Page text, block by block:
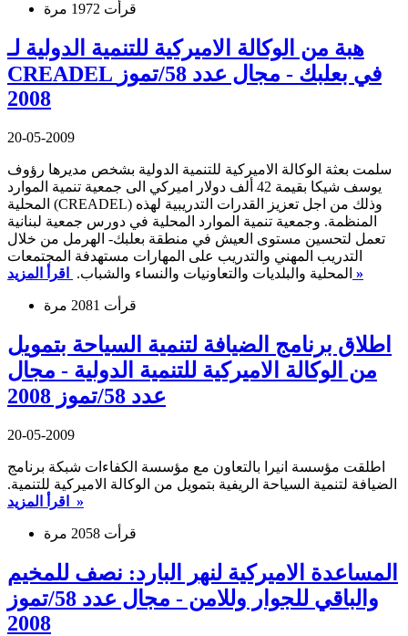
قرأت 1972 مرة
هبة من الوكالة الاميركية للتنمية الدولية لـ
CREADEL في بعلبك - مجال عدد 58/تموز
2008
20-05-2009
سلمت بعثة الوكالة الاميركية للتنمية الدولية بشخص مديرها رؤوف
يوسف شيكا بقيمة 42 ألف دولار اميركي الى جمعية تنمية الموارد
المحلية (CREADEL) وذلك من اجل تعزيز القدرات التدريبية لهذه
المنظمة. وجمعية تنمية الموارد المحلية في دورس جمعية لبنانية
تعمل لتحسين مستوى العيش في منطقة بعلبك- الهرمل من خلال
التدريب المهني والتدريب على المهارات مستهدفة المجتمعات
المحلية والبلديات والتعاونيات والنساء والشباب. اقرأ المزيد »
قرأت 2081 مرة
اطلاق برنامج الضيافة لتنمية السياحة بتمويل
من الوكالة الاميركية للتنمية الدولية - مجال
عدد 58/تموز 2008
20-05-2009
اطلقت مؤسسة انيرا بالتعاون مع مؤسسة الكفاءات شبكة برنامج
الضيافة لتنمية السياحة الريفية بتمويل من الوكالة الاميركية للتنمية.
اقرأ المزيد »
قرأت 2058 مرة
المساعدة الاميركية لنهر البارد: نصف للمخيم
والباقي للجوار وللامن - مجال عدد 58/تموز
2008